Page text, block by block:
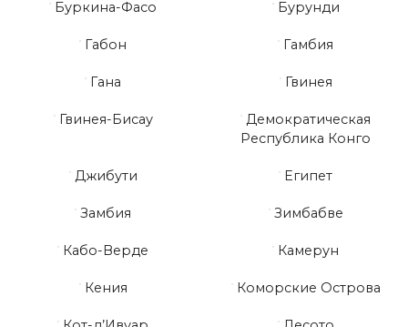
Буркина-Фасо Бурунди
Габон Гамбия
Гана Гвинея
Гвинея-Бисау
Демократическая
Республика Конго
Джибути Египет
Замбия Зимбабве
Кабо-Верде Камерун
Кения Коморские Острова